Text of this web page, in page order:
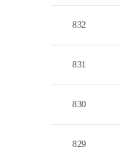
832
831
830
829